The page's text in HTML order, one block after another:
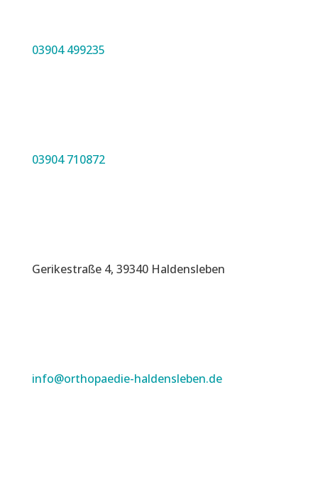
03904 499235
03904 710872
Gerikestraße 4, 39340 Haldensleben
info@orthopaedie-haldensleben.de